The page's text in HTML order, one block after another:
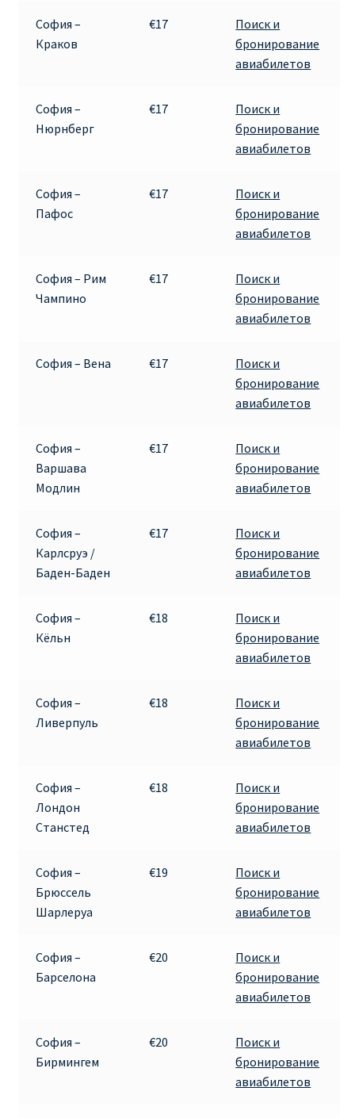
ПРАВИЛА RYANAIR В АЭРОПОРТУ И НА БОРТУ
ПУТЕШЕСТВИЕ С ДЕТЬМИ И МЛАДЕНЦАМИ
РЕЙСАМИ RYANAIR
ПУТЕШЕСТВИЯ РЕЙСАМИ RYANAIR
Информация по бронированию билетов Ryanair
КАК НАЙТИ ДЕШЕВЫЙ БИЛЕТ
КУПИТЬ АВИАБИЛЕТЫ ДЕШЕВО
Париж
ПРАВИЛА РЕГИСТРАЦИИ
ПРИЛОЖЕНИЕ RYANAIR НА РУССКОМ
ПРОВОЗ БАГАЖА RYANAIR – ПРАВИЛА
РАЙАНЭЙР НА РУССКОМ | КНФТФШК
Регистрация ребенка на рейс RYANAIR
Рождественские направления от € 9
Райнэйр на русском
О сайте
София –
Краков
€17
Поиск и
бронирование
авиабилетов
София –
Нюрнберг
€17
Поиск и
бронирование
авиабилетов
София –
Пафос
€17
Поиск и
бронирование
авиабилетов
София – Рим
Чампино
€17
Поиск и
бронирование
авиабилетов
София – Вена €17
Поиск и
бронирование
авиабилетов
София –
Варшава
Модлин
€17
Поиск и
бронирование
авиабилетов
София –
Карлсруэ /
Баден-Баден
€17
Поиск и
бронирование
авиабилетов
София –
Кёльн
€18
Поиск и
бронирование
авиабилетов
София –
Ливерпуль
€18
Поиск и
бронирование
авиабилетов
София –
Лондон
Станстед
€18
Поиск и
бронирование
авиабилетов
София –
Брюссель
Шарлеруа
€19
Поиск и
бронирование
авиабилетов
София –
Барселона
€20
Поиск и
бронирование
авиабилетов
София –
Бирмингем
€20
Поиск и
бронирование
авиабилетов